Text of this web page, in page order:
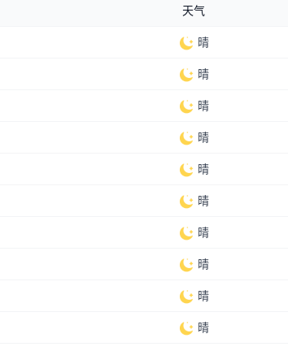
天气
晴
晴
晴
晴
晴
晴
晴
晴
晴
晴